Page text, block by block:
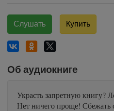
Слушать Купить
Об аудиокниге
Украсть запретную книгу?
Нет ничего проще! Сбежать